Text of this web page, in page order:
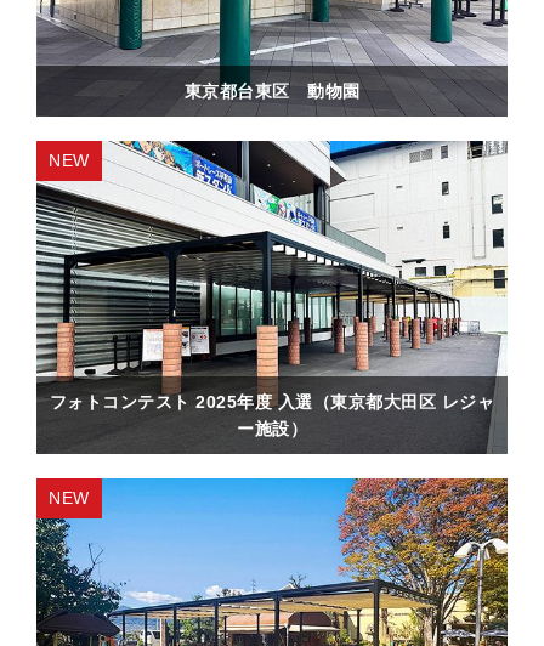
東京都台東区 動物園
フォトコンテスト 2025年度 入選（東京都大田区 レジャ
ー施設）